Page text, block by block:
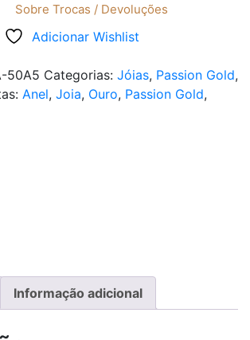
Sobre Trocas / Devoluções
Adicionar Wishlist
50A5 Categorias: Jóias, Passion Gold,
Anel, Joia, Ouro, Passion Gold,
Informação adicional